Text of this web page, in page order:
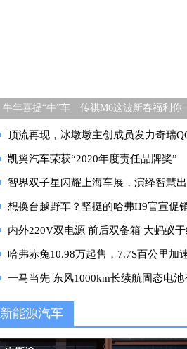
牛年喜提“牛”车 传祺M6这波新春福利你
顶流再现，冰墩墩主创成员发力奇瑞QQ“奇妙视界”共创，用爱传递快
凯翼汽车荣获“2020年度责任品牌奖”
智界双子星闪耀上海车展，演绎智慧出行新
想换台越野车？坚挺的哈弗H9官宣促
内外220V双电源 前后双备箱 大蚂蚁于细微之处彰显卓越
哈弗赤兔10.98万起售，7.7S百公里加速畅享速度与“
一马当先 东风1000km长续航固态电池有望2024年上半年
新能源汽车